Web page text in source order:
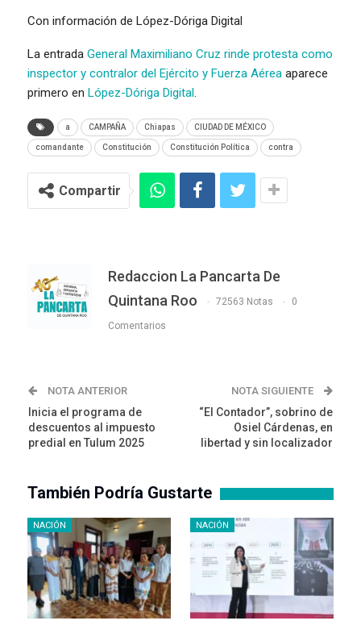
Con información de López-Dóriga Digital
La entrada General Maximiliano Cruz rinde protesta como
inspector y contralor del Ejército y Fuerza Aérea aparece
primero en López-Dóriga Digital.
a CAMPAÑA Chiapas CIUDAD DE MÉXICO
comandante Constitución Constitución Política contra
Compartir
Redaccion La Pancarta De
Quintana Roo
72563 Notas 0
Comentarios
NOTA ANTERIOR
Inicia el programa de
descuentos al impuesto
predial en Tulum 2025
NOTA SIGUIENTE
“El Contador”, sobrino de
Osiel Cárdenas, en
libertad y sin localizador
También Podría Gustarte
NACIÓN NACIÓN